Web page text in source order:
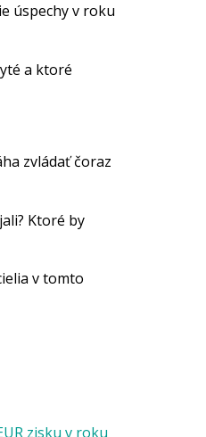
úspechy v roku
a ktoré
zvládať čoraz
Ktoré by
v tomto
zisku v roku